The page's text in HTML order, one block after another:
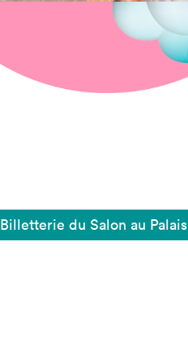
Billetterie du Salon au Palais